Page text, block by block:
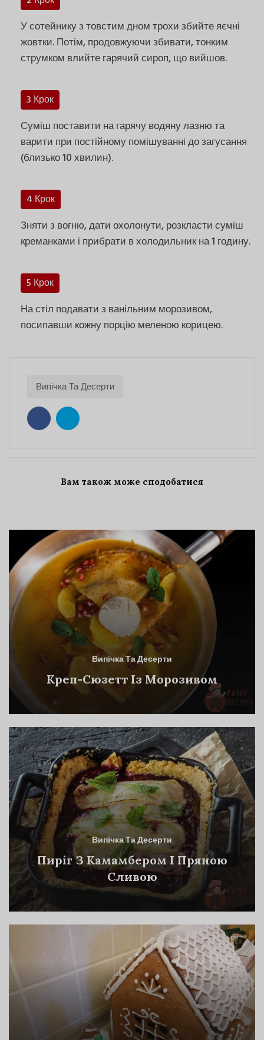
У сотейнику з товстим дном трохи збийте яєчні
жовтки. Потім, продовжуючи збивати, тонким
струмком влийте гарячий сироп, що вийшов.
3 Крок
Суміш поставити на гарячу водяну лазню та
варити при постійному помішуванні до загусання
(близько 10 хвилин).
4 Крок
Зняти з вогню, дати охолонути, розкласти суміш
креманками і прибрати в холодильник на 1 годину.
5 Крок
На стіл подавати з ванільним морозивом,
посипавши кожну порцію меленою корицею.
Випічка Та Десерти
Вам також може сподобатися
Випічка Та Десерти
Креп-Сюзетт Із Морозивом
Випічка Та Десерти
Пиріг З Камамбером І Пряною
Сливою